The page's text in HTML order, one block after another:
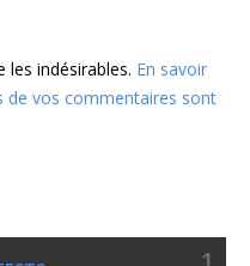
les indésirables. En savoir
de vos commentaires sont